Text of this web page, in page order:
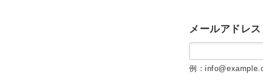
メールアドレス
例：